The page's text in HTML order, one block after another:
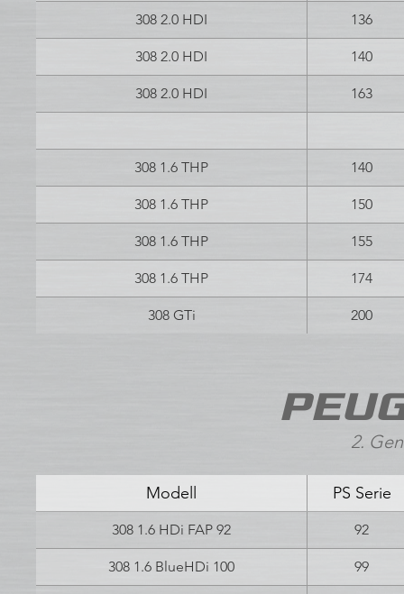
308 2.0 HDI 136
308 2.0 HDI 140
308 2.0 HDI 163
308 1.6 THP 140
308 1.6 THP 150
308 1.6 THP 155
308 1.6 THP 174
308 GTi 200
2.
Modell PS Serie
308 1.6 HDi FAP 92 92
308 1.6 BlueHDi 100 99